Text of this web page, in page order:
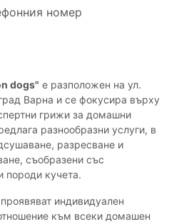
номер
dogs" е разположен на ул.
Варна и се фокусира върху
грижи за домашни
разнообразни услуги, в
разресване и
съобразени със
породи кучета.
индивидуален
към всеки домашен